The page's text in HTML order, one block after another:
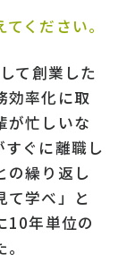
ください。
て創業した
効率化に取
が忙しいな
ぐに離職し
の繰り返し
て学べ」と
10年単位の